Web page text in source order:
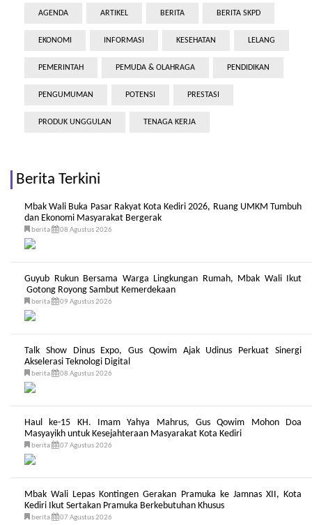
AGENDA ARTIKEL BERITA BERITA SKPD
EKONOMI INFORMASI KESEHATAN LELANG
PEMERINTAH PEMUDA & OLAHRAGA PENDIDIKAN
PENGUMUMAN POTENSI PRESTASI
PRODUK UNGGULAN TENAGA KERJA
Berita Terkini
Mbak Wali Buka Pasar Rakyat Kota Kediri 2026, Ruang UMKM Tumbuh
dan Ekonomi Masyarakat Bergerak
berita 08 Agustus 2026
Guyub Rukun Bersama Warga Lingkungan Rumah, Mbak Wali Ikut
Gotong Royong Sambut Kemerdekaan
berita 09 Agustus 2026
Talk Show Dinus Expo, Gus Qowim Ajak Udinus Perkuat Sinergi
Akselerasi Teknologi Digital
berita 08 Agustus 2026
Haul ke-15 KH. Imam Yahya Mahrus, Gus Qowim Mohon Doa
Masyayikh untuk Kesejahteraan Masyarakat Kota Kediri
berita 07 Agustus 2026
Mbak Wali Lepas Kontingen Gerakan Pramuka ke Jamnas XII, Kota
Kediri Ikut Sertakan Pramuka Berkebutuhan Khusus
berita 07 Agustus 2026